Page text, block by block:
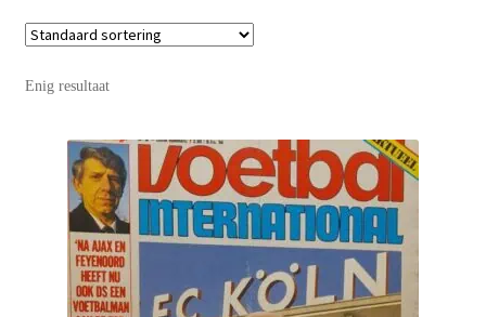
VI’s met Posters
Wie is puntertje
Puntertjes
Enig resultaat